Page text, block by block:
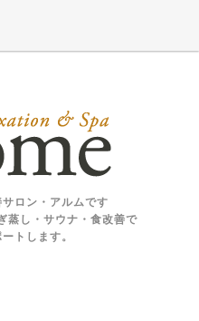
ロン・アルムです
蒸し・サウナ・食改善で
トします。